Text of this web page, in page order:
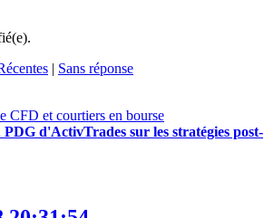
| Sans réponse
CFD et courtiers en bourse
d'ActivTrades sur les stratégies post-